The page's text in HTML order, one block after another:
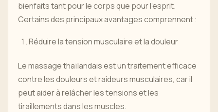
bienfaits tant pour le corps que pour l'esprit.
Certains des principaux avantages comprennent :
Réduire la tension musculaire et la douleur
Le massage thaïlandais est un traitement efficace
contre les douleurs et raideurs musculaires, car il
peut aider à relâcher les tensions et les
tiraillements dans les muscles.